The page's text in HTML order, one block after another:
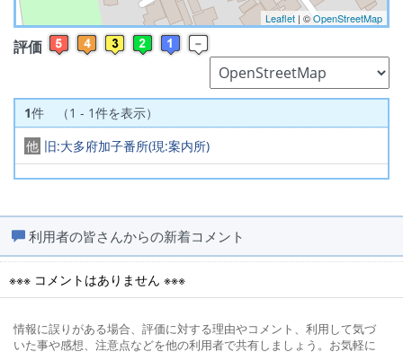
Leaflet | ©OpenStreetMap
評価
1件 （1 - 1件を表示）
他 旧:大多府加子番所(現:案内所)
利用者の皆さんからの新着コメント
※※※ コメントはありません ※※※
情報に誤りがある場合、評価に対する理由やコメント、利用して気づ
いた事や感想、注意点などを他の利用者で共有しましょう。お気軽に